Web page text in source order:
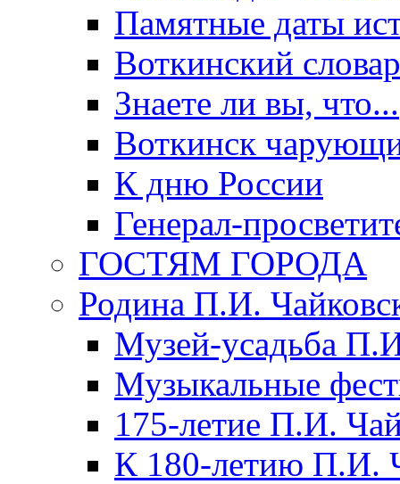
Памятные даты
Воткинский
Знаете ли вы, что...
Воткинск
К дню России
Генерал-
ГОСТЯМ ГОРОДА
Родина П.И.
Музей-усадьба
Музыкальные
175-летие П.И.
К 180-летию П.И.